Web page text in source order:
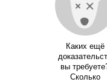
Каких ещё
вы
Сколько